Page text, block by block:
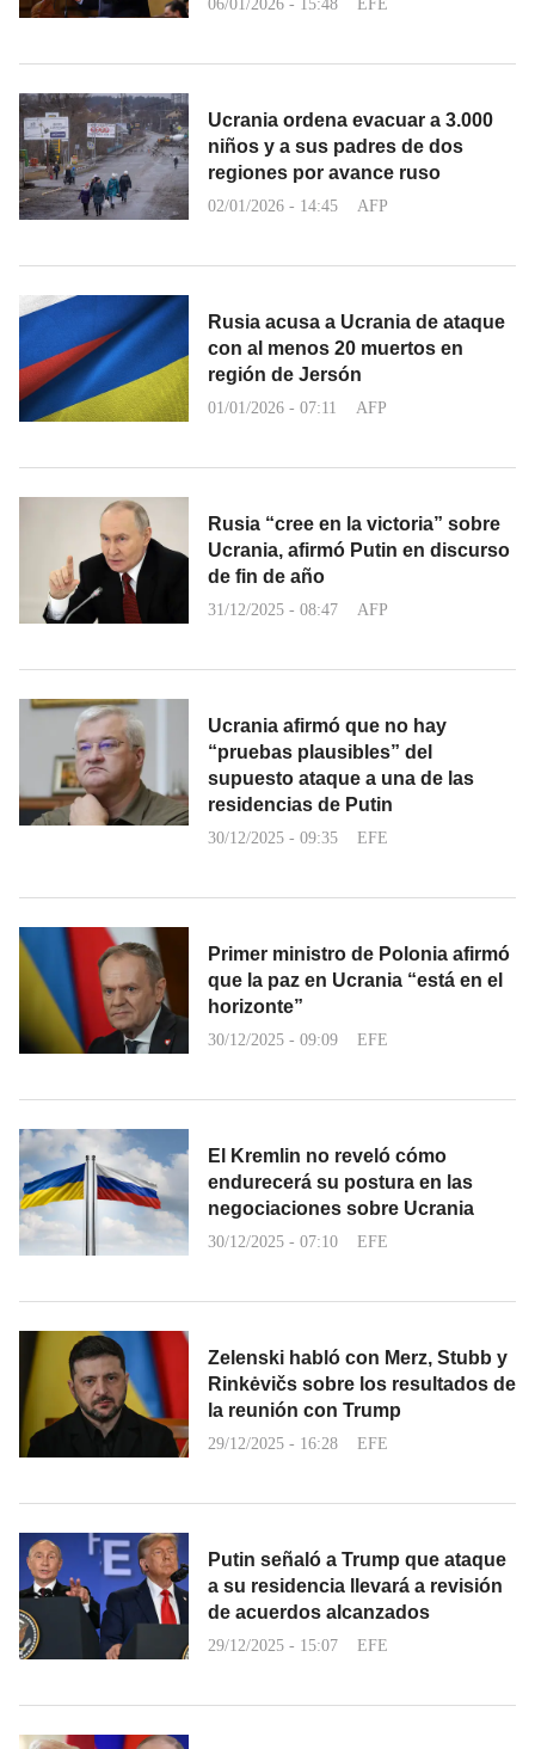
06/01/2026 - 15:48 EFE
Ucrania ordena evacuar a 3.000
niños y a sus padres de dos
regiones por avance ruso
02/01/2026 - 14:45 AFP
Rusia acusa a Ucrania de ataque
con al menos 20 muertos en
región de Jersón
01/01/2026 - 07:11 AFP
Rusia “cree en la victoria” sobre
Ucrania, afirmó Putin en discurso
de fin de año
31/12/2025 - 08:47 AFP
Ucrania afirmó que no hay
“pruebas plausibles” del
supuesto ataque a una de las
residencias de Putin
30/12/2025 - 09:35 EFE
Primer ministro de Polonia afirmó
que la paz en Ucrania “está en el
horizonte”
30/12/2025 - 09:09 EFE
El Kremlin no reveló cómo
endurecerá su postura en las
negociaciones sobre Ucrania
30/12/2025 - 07:10 EFE
Zelenski habló con Merz, Stubb y
Rinkėvičs sobre los resultados de
la reunión con Trump
29/12/2025 - 16:28 EFE
Putin señaló a Trump que ataque
a su residencia llevará a revisión
de acuerdos alcanzados
29/12/2025 - 15:07 EFE